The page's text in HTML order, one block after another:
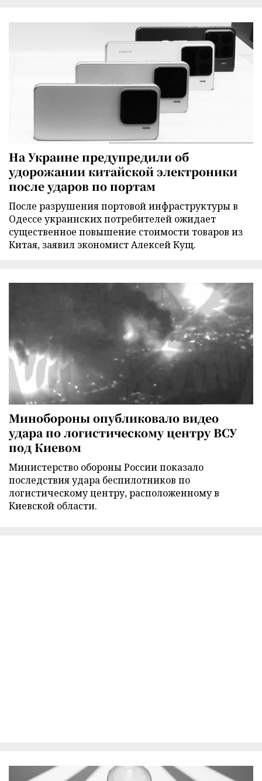
На Украине предупредили об
удорожании китайской электроники
после ударов по портам
После разрушения портовой инфраструктуры в
Одессе украинских потребителей ожидает
существенное повышение стоимости товаров из
Китая, заявил экономист Алексей Кущ.
Минобороны опубликовало видео
удара по логистическому центру ВСУ
под Киевом
Министерство обороны России показало
последствия удара беспилотников по
логистическому центру, расположенному в
Киевской области.